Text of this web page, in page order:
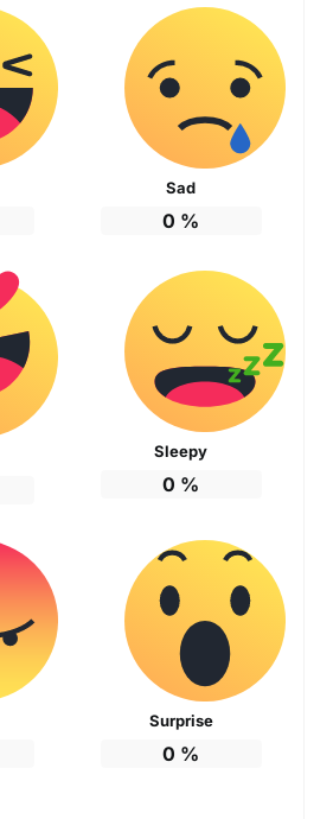
Sad
0 %
Sleepy
0 %
Surprise
0 %